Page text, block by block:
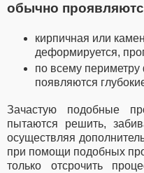
обычно
кирпичная или
деформируется,
по всему
появляются
Зачастую подобные
пытаются решить,
осуществляя
при помощи подобных
только отсрочить